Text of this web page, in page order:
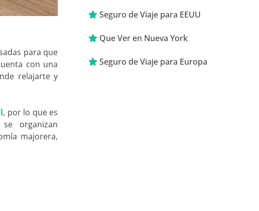
para que
con una
relajarte y
, por lo que es
organizan
majorera,
Seguro de Viaje para EEUU
Que Ver en Nueva York
Seguro de Viaje para Europa